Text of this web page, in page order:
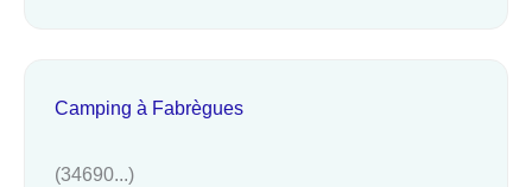
Camping à Fabrègues
(34690...)